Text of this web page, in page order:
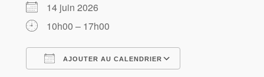
14 juin 2026
10h00 – 17h00
AJOUTER AU CALENDRIER